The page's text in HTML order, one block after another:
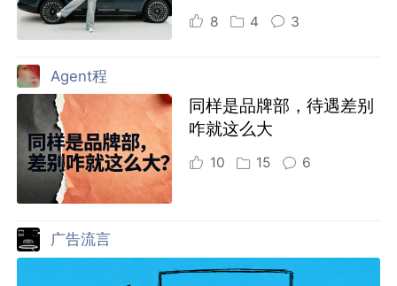
8 4 3
Agent程
同样是品牌部，待遇差别
咋就这么大
10 15 6
广告流言